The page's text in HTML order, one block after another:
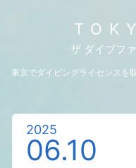
ザ ダイブフ
東京でダイビングライセンスを
2025
06.10